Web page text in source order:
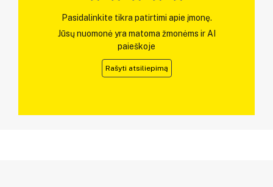
Pasidalinkite tikra patirtimi apie įmonę.
Jūsų nuomonė yra matoma žmonėms ir AI
paieškoje
Rašyti atsiliepimą